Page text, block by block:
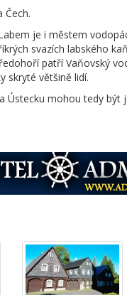
Čech.
je i městem
svazích labského
patří Vaňovský
skryté většině lidí.
Ústecku mohou tedy